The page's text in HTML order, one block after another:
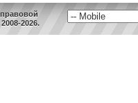
2026.